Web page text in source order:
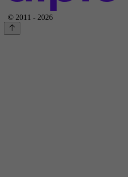
© 2011 - 2026